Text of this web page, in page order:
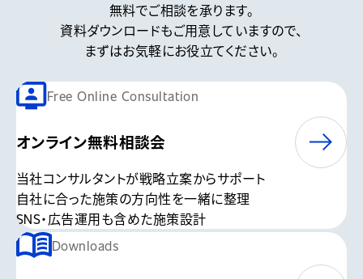
無料でご相談を承ります。
資料ダウンロードもご用意していますので、
まずはお気軽にお役立てください。
Free Online Consultation
オンライン無料相談会
当社コンサルタントが戦略立案からサポート
自社に合った施策の方向性を一緒に整理
SNS・広告運用も含めた施策設計
Downloads